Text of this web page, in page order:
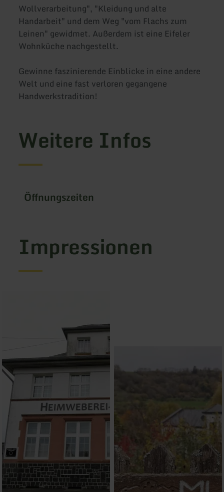
Wollverarbeitung", "Kleidung und alte
Handarbeit" und dem Weg "vom Flachs zum
Leinen" gewidmet. Außerdem ist eine Eifeler
Wohnküche nachgestellt.
Gewinne faszinierende Einblicke in eine andere
Welt und eine fast verloren gegangene
Handwerkstradition!
Weitere Infos
Öffnungszeiten
Impressionen